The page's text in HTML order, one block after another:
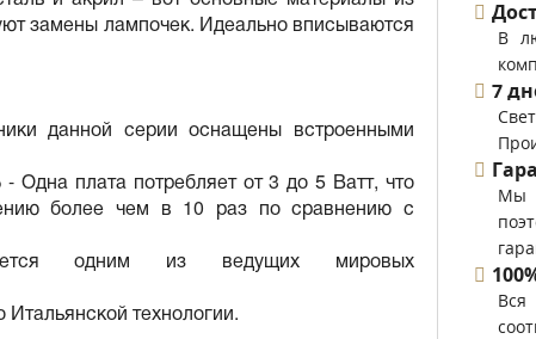
замены лампочек. Идеально вписываются
данной серии оснащены встроенными
плата потребляет от 3 до 5 Ватт, что
более чем в 10 раз по сравнению с
одним из ведущих мировых
технологии.
В
7
Мы